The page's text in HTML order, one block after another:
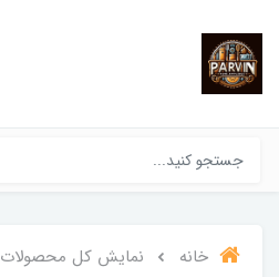
خانه نمایش کل محصولات